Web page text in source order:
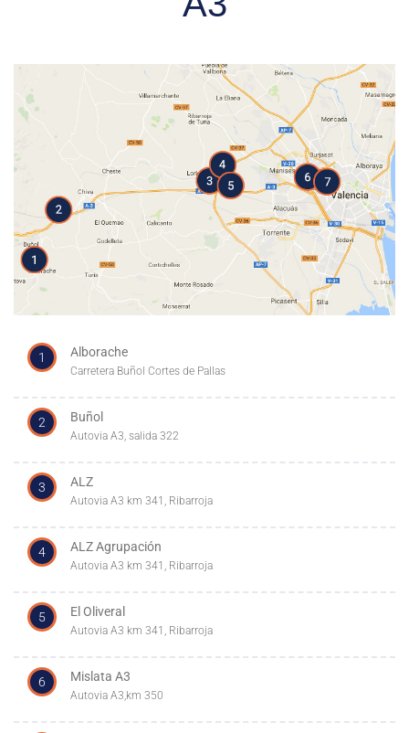
1 Alborache
Carretera Buñol Cortes de Pallas
2 Buñol
Autovia A3, salida 322
3 ALZ
Autovia A3 km 341, Ribarroja
4 ALZ Agrupación
Autovia A3 km 341, Ribarroja
5 El Oliveral
Autovia A3 km 341, Ribarroja
6 Mislata A3
Autovia A3,km 350